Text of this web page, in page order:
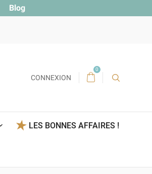
Blog
CONNEXION
0
LES BONNES AFFAIRES !